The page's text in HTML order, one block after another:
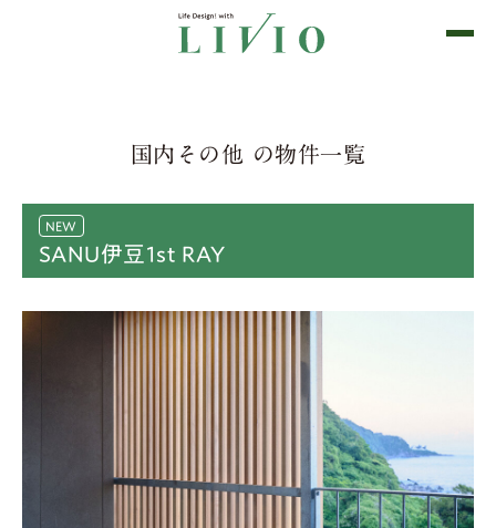
国内その他 の物件一覧
SANU伊豆1st RAY